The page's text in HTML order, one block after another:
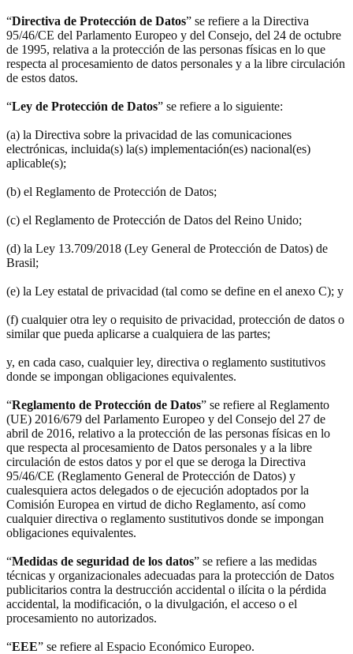
“Directiva de Protección de Datos” se refiere a la Directiva
95/46/CE del Parlamento Europeo y del Consejo, del 24 de octubre
de 1995, relativa a la protección de las personas físicas en lo que
respecta al procesamiento de datos personales y a la libre circulación
de estos datos.
“Ley de Protección de Datos” se refiere a lo siguiente:
(a) la Directiva sobre la privacidad de las comunicaciones
electrónicas, incluida(s) la(s) implementación(es) nacional(es)
aplicable(s);
(b) el Reglamento de Protección de Datos;
(c) el Reglamento de Protección de Datos del Reino Unido;
(d) la Ley 13.709/2018 (Ley General de Protección de Datos) de
Brasil;
(e) la Ley estatal de privacidad (tal como se define en el anexo C); y
(f) cualquier otra ley o requisito de privacidad, protección de datos o
similar que pueda aplicarse a cualquiera de las partes;
y, en cada caso, cualquier ley, directiva o reglamento sustitutivos
donde se impongan obligaciones equivalentes.
“Reglamento de Protección de Datos” se refiere al Reglamento
(UE) 2016/679 del Parlamento Europeo y del Consejo del 27 de
abril de 2016, relativo a la protección de las personas físicas en lo
que respecta al procesamiento de Datos personales y a la libre
circulación de estos datos y por el que se deroga la Directiva
95/46/CE (Reglamento General de Protección de Datos) y
cualesquiera actos delegados o de ejecución adoptados por la
Comisión Europea en virtud de dicho Reglamento, así como
cualquier directiva o reglamento sustitutivos donde se impongan
obligaciones equivalentes.
“Medidas de seguridad de los datos” se refiere a las medidas
técnicas y organizacionales adecuadas para la protección de Datos
publicitarios contra la destrucción accidental o ilícita o la pérdida
accidental, la modificación, o la divulgación, el acceso o el
procesamiento no autorizados.
“EEE” se refiere al Espacio Económico Europeo.